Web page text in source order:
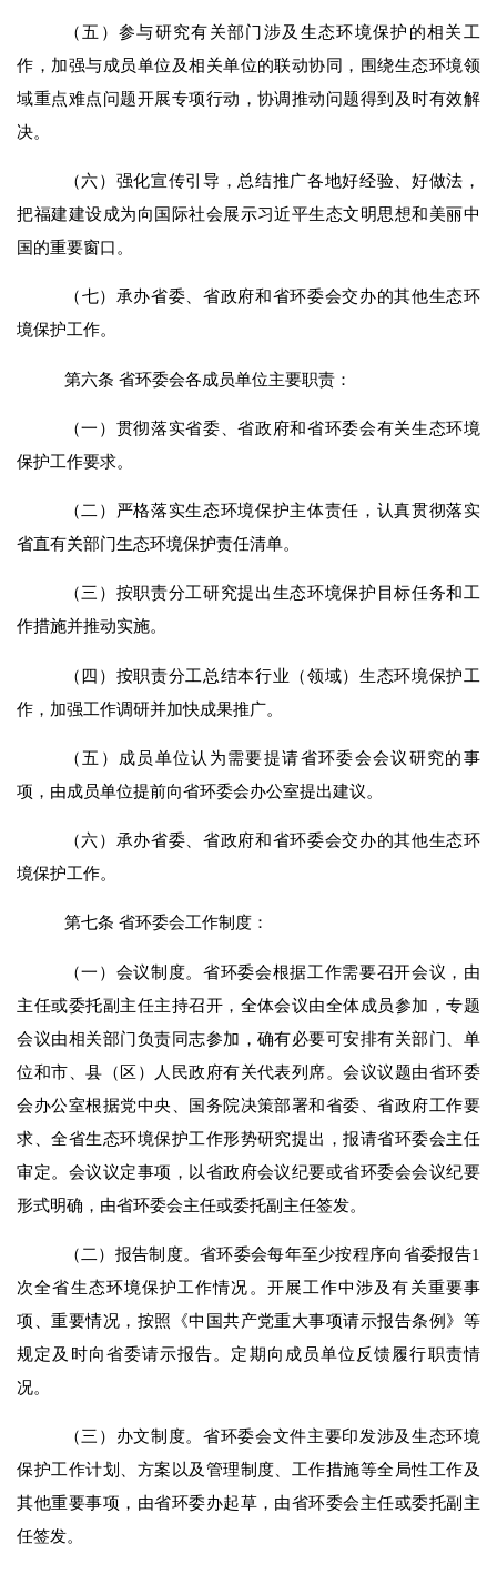
（五）参与研究有关部门涉及生态环境保护的相关工
作，加强与成员单位及相关单位的联动协同，围绕生态环境领
域重点难点问题开展专项行动，协调推动问题得到及时有效解
决。
（六）强化宣传引导，总结推广各地好经验、好做法，
把福建建设成为向国际社会展示习近平生态文明思想和美丽中
国的重要窗口。
（七）承办省委、省政府和省环委会交办的其他生态环
境保护工作。
第六条 省环委会各成员单位主要职责：
（一）贯彻落实省委、省政府和省环委会有关生态环境
保护工作要求。
（二） 严格落实生态环境保护主体责任，认真贯彻落实
省直有关部门生态环境保护责任清单。
（三）按职责分工研究提出生态环境保护目标任务和工
作措施并推动实施。
（四）按职责分工总结本行业（领域）生态环境保护工
作，加强工作调研并加快成果推广。
（五）成员单位认为需要提请省环委会会议研究的事
项，由成员单位提前向省环委会办公室提出建议。
（六）承办省委、省政府和省环委会交办的其他生态环
境保护工作。
第七条 省环委会工作制度：
（一）会议制度。省环委会根据工作需要召开会议， 由
主任或委托副主任主持召开，全体会议由全体成员参加，专题
会议由相关部门负责同志参加，确有必要可安排有关部门、单
位和市、县（区）人民政府有关代表列席。会议议题由省环委
会办公室根据党中央、国务院决策部署和省委、省政府工作要
求、全省生态环境保护工作形势研究提出，报请省环委会主任
审定。会议议定事项，以省政府会议纪要或省环委会会议纪要
形式明确，由省环委会主任或委托副主任签发。
（二）报告制度。省环委会每年至少按程序向省委报告1
次全省生态环境保护工作情况。开展工作中涉及有关重要事
项、重要情况，按照《中国共产党重大事项请示报告条例》等
规定及时向省委请示报告。定期向成员单位反馈履行职责情
况。
（三）办文制度。省环委会文件主要印发涉及 生态环境
保护工作计划、方案以及管理制度、工作措施等全局性工作及
其他重要事项，由省环委办起草，由省环委会主任或委托副主
任签发。